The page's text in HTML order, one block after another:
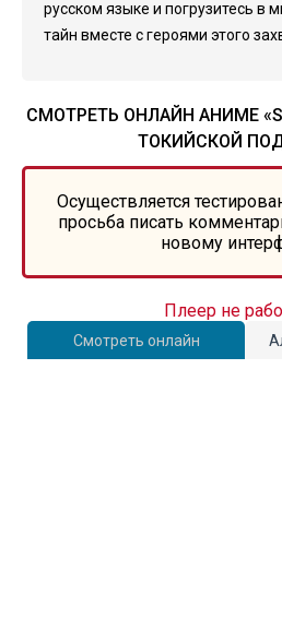
русском языке и погрузитесь в
тайн вместе с героями этого
СМОТРЕТЬ ОНЛАЙН АНИМЕ
ТОКИЙСКОЙ
Осуществляется
просьба писать
новому
Смотреть онлайн
Плеер не